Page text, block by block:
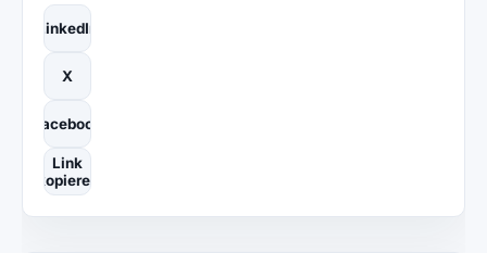
LinkedIn
X
Facebook
Link
kopieren